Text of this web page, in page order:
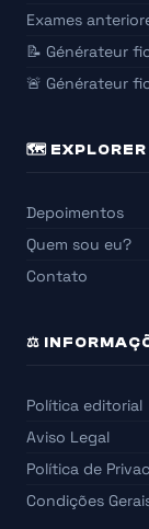
Exames
📝 Générateur
🚨 Générateur
🗺️ EXPLORER
Depoimentos
Quem sou eu?
Contato
⚖️
Política editorial
Aviso Legal
Política de
Condições